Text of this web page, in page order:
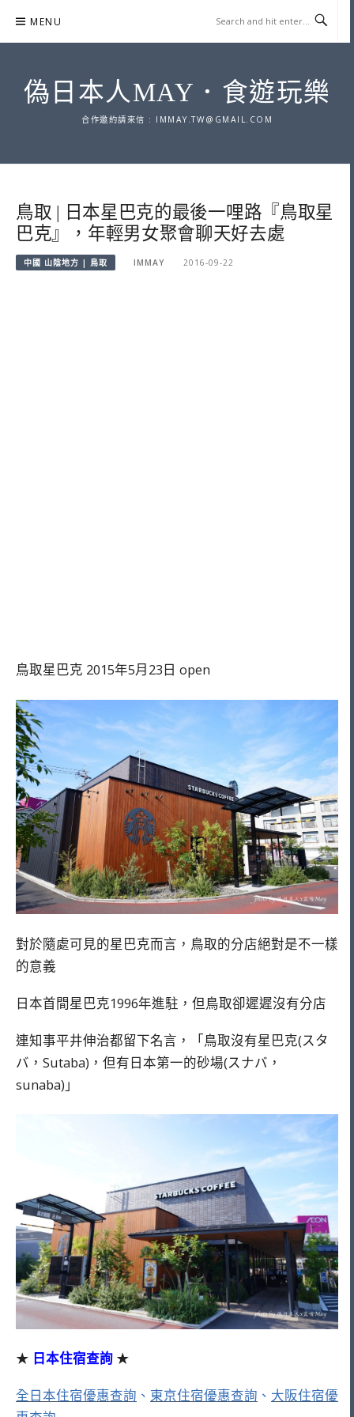
content
MENU
偽日本人MAY．食遊玩樂
合作邀約請來信 : IMMAY.TW@GMAIL.COM
鳥取 | 日本星巴克的最後一哩路『鳥取星
巴克』，年輕男女聚會聊天好去處
中國 山陰地方 | 鳥取 IMMAY 2016-09-22
鳥取星巴克 2015年5月23日 open
對於隨處可見的星巴克而言，鳥取的分店絕對是不一樣
的意義
日本首間星巴克1996年進駐，但鳥取卻遲遲沒有分店
連知事平井伸治都留下名言，「鳥取沒有星巴克(スタ
バ，Sutaba​)，但有日本第一的砂場(スナバ，
sunaba)」
★ 日本住宿查詢 ★
全日本住宿優惠查詢 、 東京住宿優惠查詢 、 大阪住宿優